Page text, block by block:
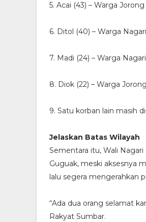
5. Acai (43) – Warga
6. Ditol (40) – Warga
7. Madi (24) – Warga
8. Diok (22) – Warga
9. Satu korban lain masih
Jelaskan Batas Wilayah
Sementara itu, Wali
Guguak, meski aksesnya
lalu segera mengerahkan
“Ada dua orang selamat
Rakyat Sumbar.